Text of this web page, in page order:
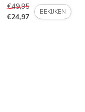
€49,95
€24,97
BEKIJKEN